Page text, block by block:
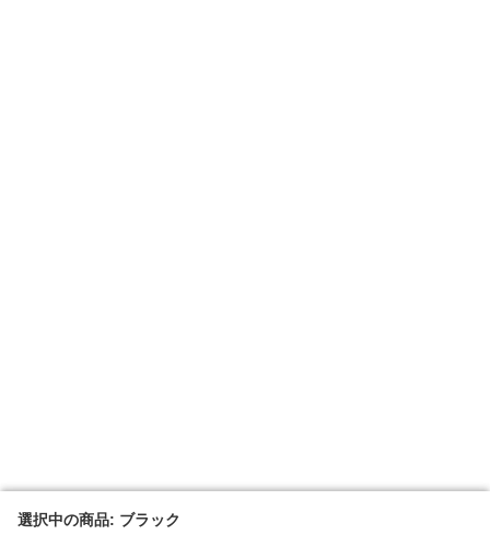
選択中の商品: ブラック
選択中の商品: ブラック